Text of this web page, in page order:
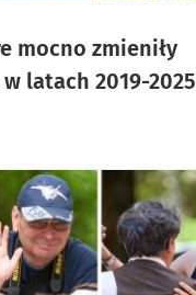
mocno zmieniły
latach 2019-2025